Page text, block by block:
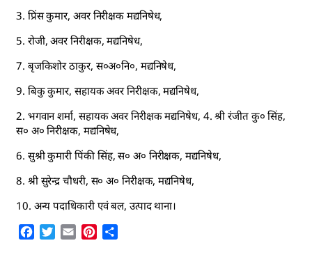
3. प्रिंस कुमार, अवर निरीक्षक मद्यनिषेध,
5. रोजी, अवर निरीक्षक, मद्यनिषेध,
7. बृजकिशोर ठाकुर, स०अ०नि०, मद्यनिषेध,
9. बिकु कुमार, सहायक अवर निरीक्षक, मद्यनिषेध,
2. भगवान शर्मा, सहायक अवर निरीक्षक मद्यनिषेध, 4. श्री रंजीत कु० सिंह,
स० अ० निरीक्षक, मद्यनिषेध,
6. सुश्री कुमारी पिंकी सिंह, स० अ० निरीक्षक, मद्यनिषेध,
8. श्री सुरेन्द्र चौधरी, स० अ० निरीक्षक, मद्यनिषेध,
10. अन्य पदाधिकारी एवं बल, उत्पाद थाना।
Facebook
Twitter
Email Pinterest